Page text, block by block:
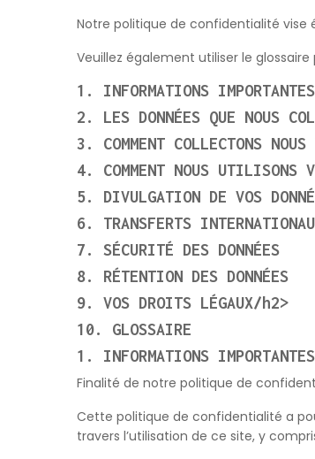
Notre politique de confidentialité
Veuillez également utiliser le
1. INFORMATIONS
2. LES DONNÉES QUE NOUS
3. COMMENT COLLECTONS NOUS
4. COMMENT NOUS UTILISONS
5. DIVULGATION DE VOS
6. TRANSFERTS
7. SÉCURITÉ DES DONNÉES
8. RÉTENTION DES DONNÉES
9. VOS DROITS LÉGAUX/h2>
10. GLOSSAIRE
1. INFORMATIONS
Finalité de notre politique de
Cette politique de confidentialité a
travers l’utilisation de ce site, y